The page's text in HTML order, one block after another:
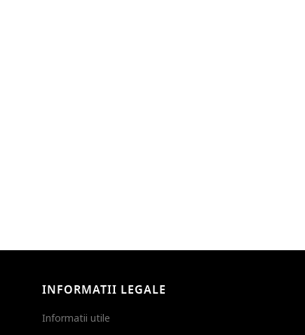
INFORMATII LEGALE
Informatii utile